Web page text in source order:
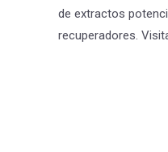
de extractos
recuperadores.